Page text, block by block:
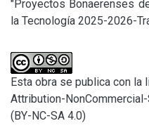
"Proyectos Bonaerenses
la Tecnología 2025-2026-
Esta obra se publica con la
Attribution-
(BY-NC-SA 4.0)